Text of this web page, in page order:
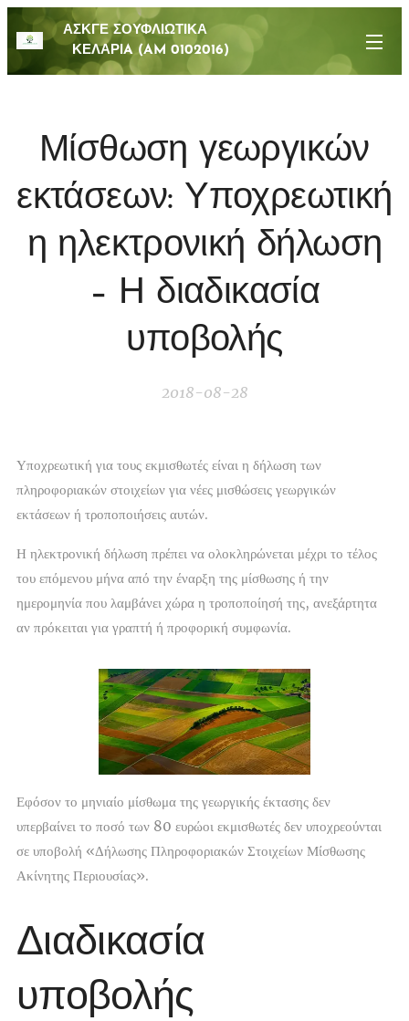
ΑΣΚΓΕ ΣΟΥΦΛΙΩΤΙΚΑ
ΚΕΛΑΡΙA (AM 0102016)
Μίσθωση γεωργικών
εκτάσεων: Υποχρεωτική
η ηλεκτρονική δήλωση
– Η διαδικασία
υποβολής
2018-08-28
Υποχρεωτική για τους εκμισθωτές είναι η δήλωση των
πληροφοριακών στοιχείων για νέες μισθώσεις γεωργικών
εκτάσεων ή τροποποιήσεις αυτών.
Η ηλεκτρονική δήλωση πρέπει να ολοκληρώνεται μέχρι το τέλος
του επόμενου μήνα από την έναρξη της μίσθωσης ή την
ημερομηνία που λαμβάνει χώρα η τροποποίησή της, ανεξάρτητα
αν πρόκειται για γραπτή ή προφορική συμφωνία.
Εφόσον το μηνιαίο μίσθωμα της γεωργικής έκτασης δεν
υπερβαίνει το ποσό των 80 ευρώοι εκμισθωτές δεν υποχρεούνται
σε υποβολή «Δήλωσης Πληροφοριακών Στοιχείων Μίσθωσης
Ακίνητης Περιουσίας».
Διαδικασία
υποβολής